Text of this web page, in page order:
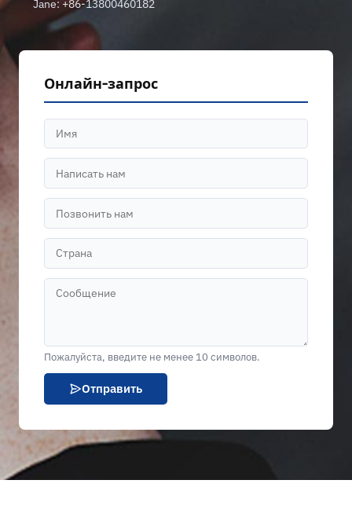
Jane: +86-13800460182
Онлайн-запрос
Пожалуйста, введите не менее 10 символов.
Отправить